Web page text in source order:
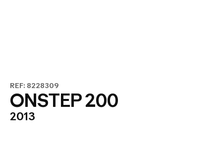
REF: 8228309
ONSTEP 200
2013